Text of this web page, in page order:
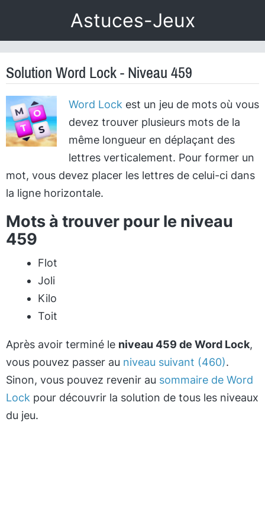
Astuces-Jeux
Solution Word Lock - Niveau 459
Word Lock est un jeu de mots où vous
devez trouver plusieurs mots de la
même longueur en déplaçant des
lettres verticalement. Pour former un
mot, vous devez placer les lettres de celui-ci dans
la ligne horizontale.
Mots à trouver pour le niveau
459
Flot
Joli
Kilo
Toit
Après avoir terminé le niveau 459 de Word Lock,
vous pouvez passer au niveau suivant (460).
Sinon, vous pouvez revenir au sommaire de Word
Lock pour découvrir la solution de tous les niveaux
du jeu.